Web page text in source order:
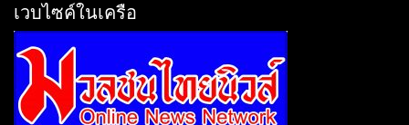
เวบไซค์ในเครือ